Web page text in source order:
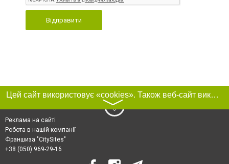
Відправити
Цей сайт використовує «cookies». Також веб-сайт використовує інтернет-сервіс для збору технічних даних стосовно відвідувачів з метою отримання маркетингової та статистичної інформації. Умови обробки даних відвідувачів сайту див.
〉
Реклама на сайті
Робота в нашій компанії
Франшиза "CitySites"
+38 (050) 969-29-16